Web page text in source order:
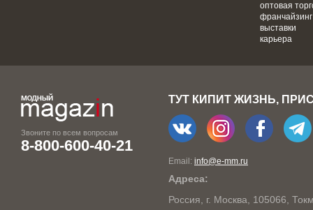
оптовая
франчайзинг
выставки
карьера
Звоните по всем вопросам
8-800-600-40-21
ТУТ КИПИТ ЖИЗНЬ,
Email: info@e-mm.ru
Адреса:
Россия, г. Москва, 105066,